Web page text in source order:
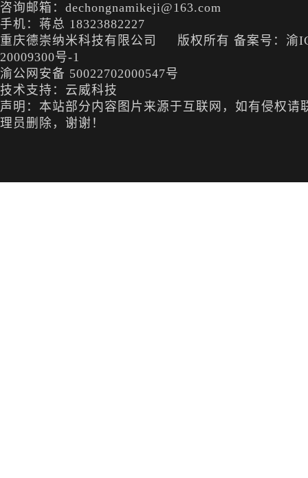
咨询邮箱：dechongnamikeji@163.com
手机：蒋总 18323882227
重庆德崇纳米科技有限公司 版权所有 备案号：渝
20009300号-1
渝公网安备 50022702000547号
技术支持：云威科技
声明：本站部分内容图片来源于互联网，如有侵权请
理员删除，谢谢！